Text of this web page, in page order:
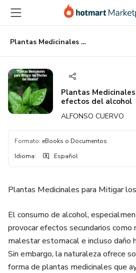
principal
página
de
página
Plantas Medicinales Para Mitigar ;os efectos del alcohol
Plantas
efectos del alcohol
ALFONSO CUERVO
Formato: eBooks o Documentos
Idioma: Español
Plantas Medicinales para Mitigar
El consumo de alcohol,
provocar efectos secundarios como
malestar estomacal e incluso daño
Sin embargo, la naturaleza ofrece
forma de plantas medicinales que